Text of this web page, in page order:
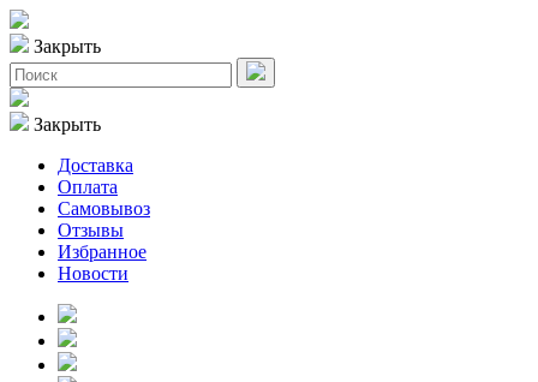
Закрыть
Закрыть
Доставка
Оплата
Самовывоз
Отзывы
Избранное
Новости